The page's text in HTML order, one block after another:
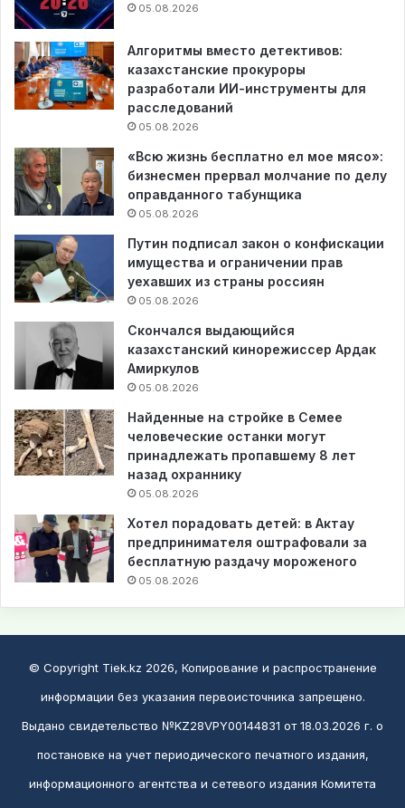
05.08.2026
Алгоритмы вместо детективов:
казахстанские прокуроры
разработали ИИ-инструменты для
расследований
05.08.2026
«Всю жизнь бесплатно ел мое мясо»:
бизнесмен прервал молчание по делу
оправданного табунщика
05.08.2026
Путин подписал закон о конфискации
имущества и ограничении прав
уехавших из страны россиян
05.08.2026
Скончался выдающийся
казахстанский кинорежиссер Ардак
Амиркулов
05.08.2026
Найденные на стройке в Семее
человеческие останки могут
принадлежать пропавшему 8 лет
назад охраннику
05.08.2026
Хотел порадовать детей: в Актау
предпринимателя оштрафовали за
бесплатную раздачу мороженого
05.08.2026
© Copyright Tiek.kz 2026, Копирование и распространение
информации без указания первоисточника запрещено.
Выдано свидетельство №KZ28VPY00144831 от 18.03.2026 г. о
постановке на учет периодического печатного издания,
информационного агентства и сетевого издания Комитета